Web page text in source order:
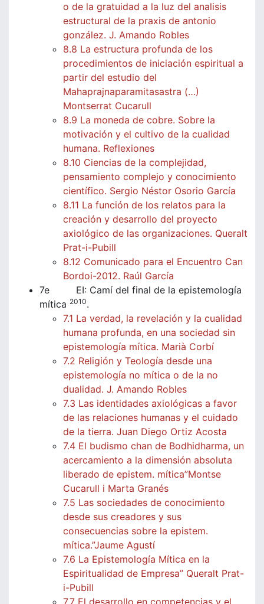
o de la gratuidad a la luz del analisis
estructural de la praxis de antonio
gonzález. J. Amando Robles
8.8 La estructura profunda de los
procedimientos de iniciación espiritual a
partir del estudio del
Mahaprajnaparamitasastra (…)
Montserrat Cucarull
8.9 La moneda de cobre. Sobre la
motivación y el cultivo de la cualidad
humana. Reflexiones
8.10 Ciencias de la complejidad,
pensamiento complejo y conocimiento
científico. Sergio Néstor Osorio García
8.11 La función de los relatos para la
creación y desarrollo del proyecto
axiológico de las organizaciones. Queralt
Prat-i-Pubill
8.12 Comunicado para el Encuentro Can
Bordoi-2012. Raúl García
7e EI: Camí del final de la epistemología
mítica 2010.
7.1 La verdad, la revelación y la cualidad
humana profunda, en una sociedad sin
epistemología mítica. Marià Corbí
7.2 Religión y Teología desde una
epistemología no mítica o de la no
dualidad. J. Amando Robles
7.3 Las identidades axiológicas a favor
de las relaciones humanas y el cuidado
de la tierra. Juan Diego Ortiz Acosta
7.4 El budismo chan de Bodhidharma, un
acercamiento a la dimensión absoluta
liberado de epistem. mítica”Montse
Cucarull i Marta Granés
7.5 Las sociedades de conocimiento
desde sus creadores y sus
consecuencias sobre la epistem.
mítica.”Jaume Agustí
7.6 La Epistemología Mítica en la
Espiritualidad de Empresa” Queralt Prat-
i-Pubill